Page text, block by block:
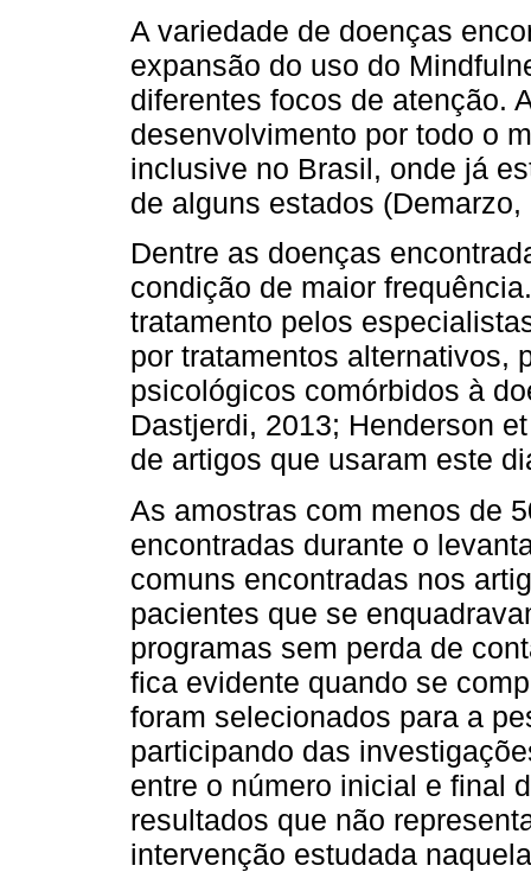
A variedade de doenças
expansão do uso do
diferentes focos de atenção.
desenvolvimento por todo o
inclusive no Brasil, onde já
de alguns estados (Demarzo,
Dentre as doenças
condição de maior
tratamento pelos
por tratamentos alternativos,
psicológicos comórbidos à
Dastjerdi, 2013; Henderson
de artigos que usaram este
As amostras com menos de
encontradas durante o
comuns encontradas nos
pacientes que se
programas sem perda de
fica evidente quando se
foram selecionados para a
participando das
entre o número inicial e final
resultados que não
intervenção estudada